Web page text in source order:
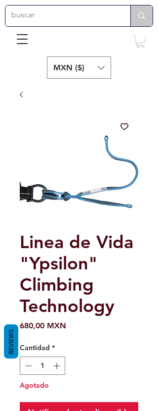
MXN ($)
Linea de Vida
"Ypsilon"
Climbing
Technology
680,00 MXN
Cantidad *
Agotado
REVIEWS